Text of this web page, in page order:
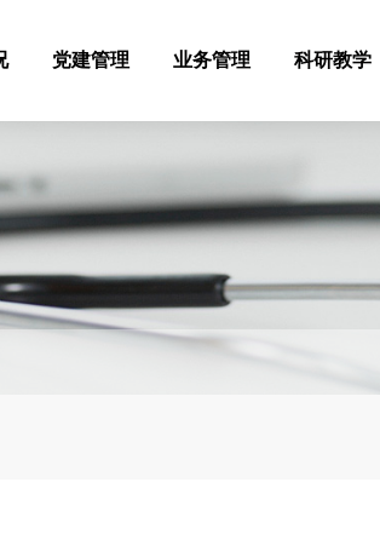
党建管理 业务管理 科研教学